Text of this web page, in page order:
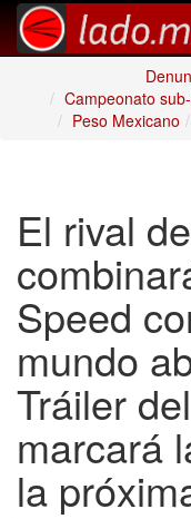
Campeonato
Peso Mexicano
El rival
Speed
mundo
Tráiler
marcará
la